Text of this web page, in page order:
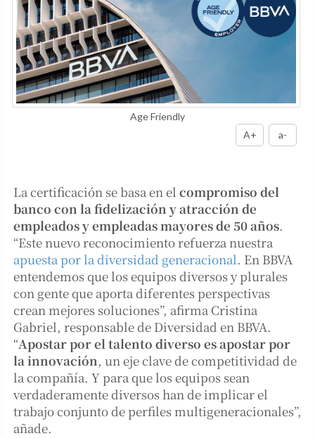
Age Friendly
A+
a-
La certificación se basa en el compromiso del
banco con la fidelización y atracción de
empleados y empleadas mayores de 50 años.
“Este nuevo reconocimiento refuerza nuestra
apuesta por la diversidad generacional. En BBVA
entendemos que los equipos diversos y plurales
con gente que aporta diferentes perspectivas
crean mejores soluciones”, afirma Cristina
Gabriel, responsable de Diversidad en BBVA.
“Apostar por el talento diverso es apostar por
la innovación, un eje clave de competitividad de
la compañía. Y para que los equipos sean
verdaderamente diversos han de implicar el
trabajo conjunto de perfiles multigeneracionales”,
añade.